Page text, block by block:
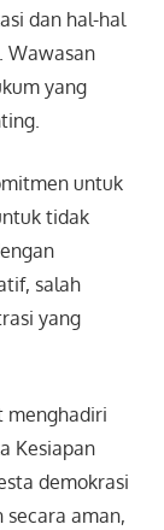
dan hal-hal
Wawasan
yang
untuk
tidak
salah
yang
menghadiri
Kesiapan
demokrasi
aman,